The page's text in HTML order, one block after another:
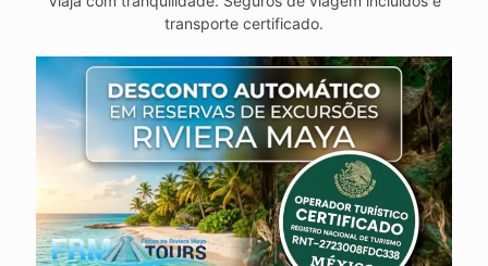
transporte certificado.